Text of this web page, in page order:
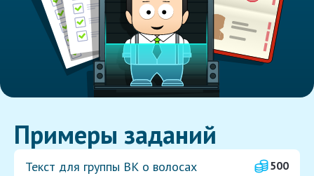
Примеры заданий
Текст для группы ВК о волосах
500